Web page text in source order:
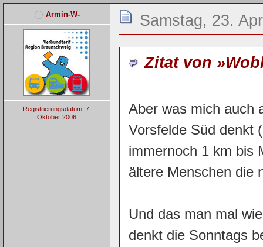
Armin-W-
Registrierungsdatum: 7.
Oktober 2006
Samstag, 23.
Zitat von
Aber was mich auch
Vorsfelde Süd denkt
immernoch 1 km bis
ältere Menschen die
Und das man mal
denkt die Sonntags